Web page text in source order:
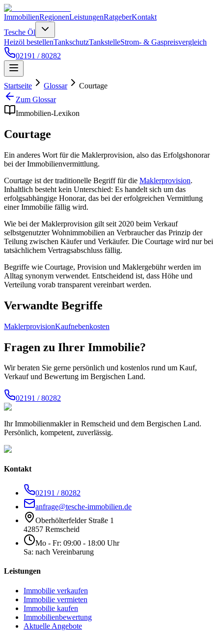
ImmobilienRegionenLeistungenRatgeberKontakt
Tesche Öl
Heizöl bestellenTankschutzTankstelleStrom- & Gaspreisvergleich
02191 / 80282
Startseite Glossar
Courtage
Zum Glossar
Immobilien-Lexikon
Courtage
Ein anderes Wort für die Maklerprovision, also das Erfolgshonorar
bei der Immobilienvermittlung.
Courtage ist der traditionelle Begriff für die Maklerprovision.
Inhaltlich besteht kein Unterschied: Es handelt sich um das
erfolgsabhängige Honorar, das bei der erfolgreichen Vermittlung
einer Immobilie fällig wird.
Wie bei der Maklerprovision gilt seit 2020 beim Verkauf
selbstgenutzter Wohnimmobilien an Verbraucher das Prinzip der
Teilung zwischen Käufer und Verkäufer. Die Courtage wird nur bei
tatsächlichem Vertragsabschluss fällig.
Begriffe wie Courtage, Provision und Maklergebühr werden im
Alltag synonym verwendet. Entscheidend ist, dass Höhe und
Verteilung vorab transparent vereinbart werden.
Verwandte Begriffe
MaklerprovisionKaufnebenkosten
Fragen zu Ihrer Immobilie?
Wir beraten Sie gerne persönlich und kostenlos rund um Kauf,
Verkauf und Bewertung im Bergischen Land.
02191 / 80282
Ihr Immobilienmakler in Remscheid und dem Bergischen Land.
Persönlich, kompetent, zuverlässig.
Kontakt
02191 / 80282
anfrage@tesche-immobilien.de
Oberhölterfelder Straße 1
42857 Remscheid
Mo - Fr: 09:00 - 18:00 Uhr
Sa: nach Vereinbarung
Leistungen
Immobilie verkaufen
Immobilie vermieten
Immobilie kaufen
Immobilienbewertung
Aktuelle Angebote